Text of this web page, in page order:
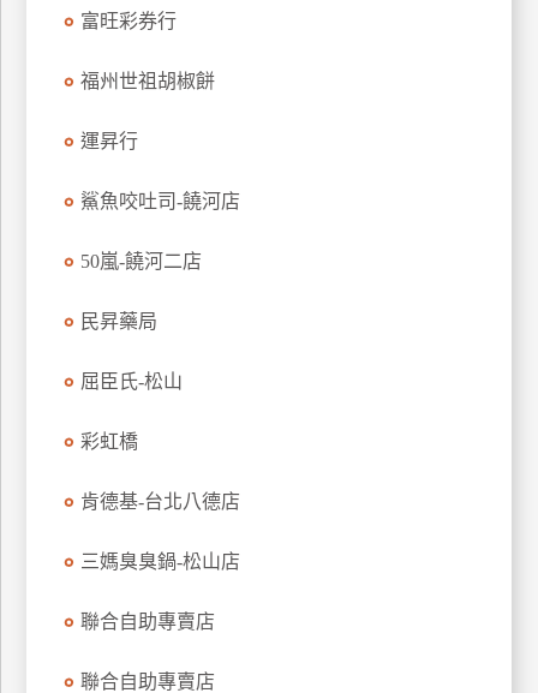
富旺彩券行
福州世祖胡椒餅
運昇行
鯊魚咬吐司-饒河店
50嵐-饒河二店
民昇藥局
屈臣氏-松山
彩虹橋
肯德基-台北八德店
三媽臭臭鍋-松山店
聯合自助專賣店
聯合自助專賣店